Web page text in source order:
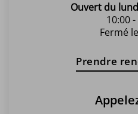
Ouvert du
10:00
Fermé
Prendre